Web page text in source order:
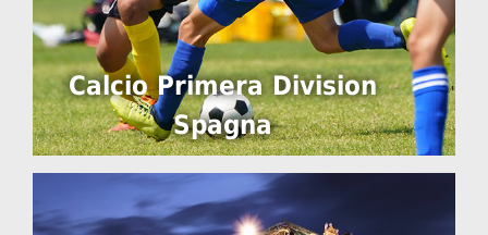
Calcio Primera Division
Spagna